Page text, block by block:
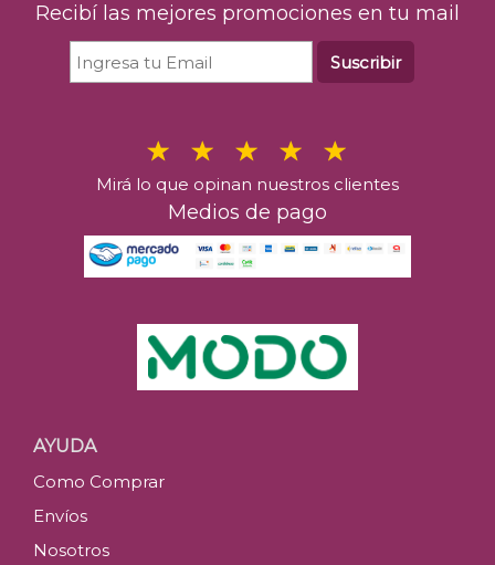
Comprar
Recibí las mejores promociones en tu mail
Suscribir
Mirá lo que opinan nuestros clientes
Medios de pago
AYUDA
Como Comprar
Envíos
Nosotros